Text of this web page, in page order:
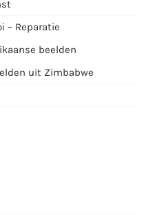
– Reparatie
beelden
uit Zimbabwe